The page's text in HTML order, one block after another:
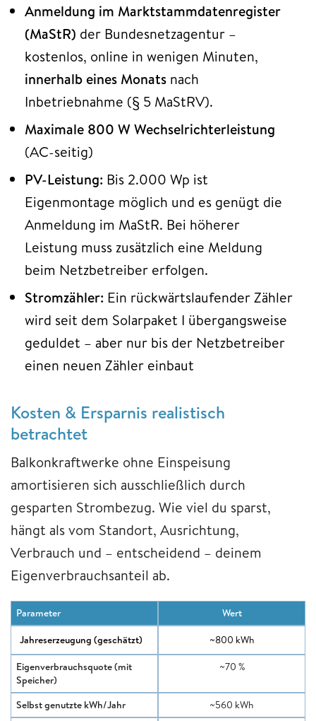
Anmeldung im Marktstammdatenregister
(MaStR) der Bundesnetzagentur –
kostenlos, online in wenigen Minuten,
innerhalb eines Monats nach
Inbetriebnahme (§ 5 MaStRV).
Maximale 800 W Wechselrichterleistung
(AC-seitig)
PV-Leistung: Bis 2.000 Wp ist
Eigenmontage möglich und es genügt die
Anmeldung im MaStR. Bei höherer
Leistung muss zusätzlich eine Meldung
beim Netzbetreiber erfolgen.
Stromzähler: Ein rückwärtslaufender Zähler
wird seit dem Solarpaket I übergangsweise
geduldet – aber nur bis der Netzbetreiber
einen neuen Zähler einbaut
Kosten & Ersparnis realistisch
betrachtet
Balkonkraftwerke ohne Einspeisung
amortisieren sich ausschließlich durch
gesparten Strombezug. Wie viel du sparst,
hängt als vom Standort, Ausrichtung,
Verbrauch und – entscheidend – deinem
Eigenverbrauchsanteil ab.
Parameter
Wert
Jahreserzeugung (geschätzt)
~800 kWh
Eigenverbrauchsquote (mit
Speicher)
~70 %
Selbst genutzte kWh/Jahr
~560 kWh